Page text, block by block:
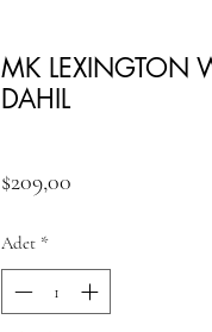
MK LEXINGTON
DAHIL
$209,00
Adet *